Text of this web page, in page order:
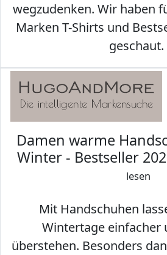
wegzudenken. Wir haben
Marken T-Shirts und
geschaut.
Damen warme
Winter - Bestseller
lesen
Mit Handschuhen
Wintertage einfacher
überstehen. Besonders